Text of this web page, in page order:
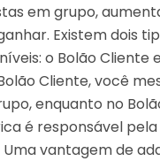
em grupo,
Existem dois
o Bolão Cliente
Cliente, você
enquanto no
é responsável pela
vantagem de